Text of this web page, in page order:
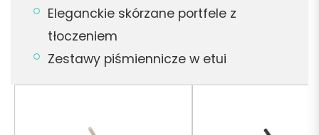
Eleganckie skórzane portfele z
tłoczeniem
Zestawy piśmiennicze w etui